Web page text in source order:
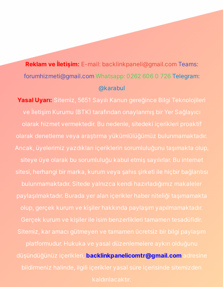
Reklam ve İletişim: E-mail: backlinkpaneli@gmail.com Teams:
forumhizmeti@gmail.com Whatsapp: 0262 606 0 726 Telegram:
@karabul
Yasal Uyarı: Sitemiz, 5651 Sayılı Kanun gereğince Bilgi Teknolojileri
ve İletişim Kurumu (BTK) tarafından onaylanmış bir Yer Sağlayıcı
olarak hizmet vermektedir. Bu nedenle, sitedeki içerikleri proaktif
olarak denetleme veya araştırma yükümlülüğümüz bulunmamaktadır.
Ancak, üyelerimiz yazdıkları içeriklerin sorumluluğunu taşımakta olup,
siteye üye olarak bu sorumluluğu kabul etmiş sayılırlar. Bu internet
sitesi, herhangi bir marka, kurum veya şahıs şirketi ile hiçbir bağlantısı
bulunmamaktadır. Sitede yalnızca kendi hazırladığımız makaleler
paylaşılmaktadır. Burada yer alan içerikler haber niteliği taşımamakta
olup, gerçek kurum ve kişiler hakkında paylaşım yapılmamaktadır.
Gerçek kurum ve kişiler ile isim benzerlikleri tamamen tesadüfidir.
Sitemiz, kar amacı gütmeyen ve tamamen ücretsiz bir bilgi paylaşım
platformudur. Hukuka ve yasal düzenlemelere aykırı olduğunu
düşündüğünüz içerikleri, backlinkpanelicomtr@gmail.comadresine
bildirmeniz halinde, ilgili içerikler yasal süre içerisinde sitemizden
kaldırılacaktır.